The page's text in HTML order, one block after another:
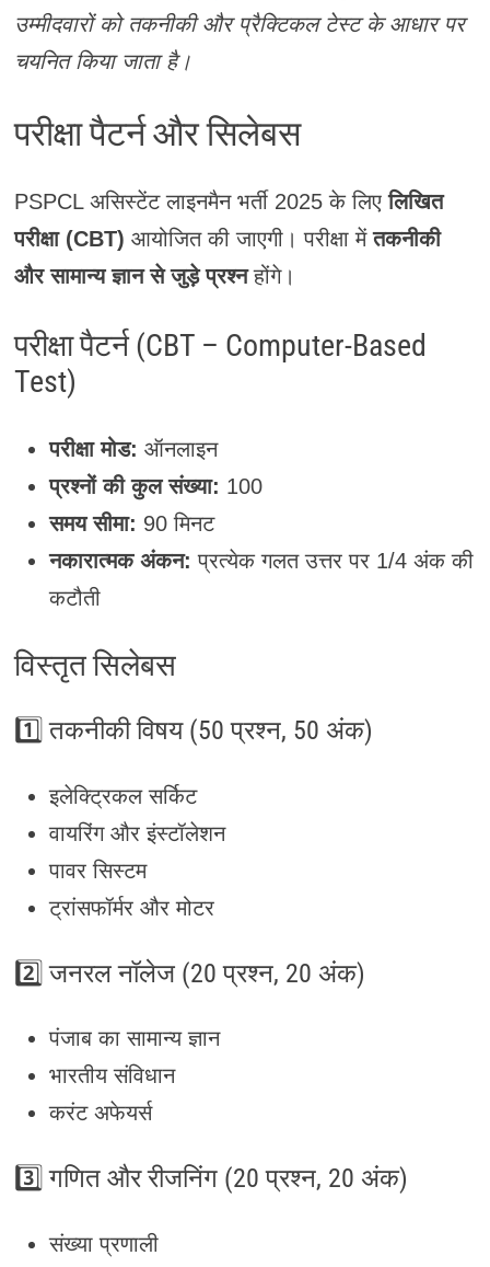
उम्मीदवारों को तकनीकी और प्रैक्टिकल टेस्ट के आधार पर
चयनित किया जाता है।
परीक्षा पैटर्न और सिलेबस
PSPCL असिस्टेंट लाइनमैन भर्ती 2025 के लिएलिखित
परीक्षा (CBT) आयोजित की जाएगी। परीक्षा मेंतकनीकी
और सामान्य ज्ञान से जुड़े प्रश्नहोंगे।
परीक्षा पैटर्न (CBT – Computer-Based
Test)
परीक्षा मोड: ऑनलाइन
प्रश्नों की कुल संख्या: 100
समय सीमा: 90 मिनट
नकारात्मक अंकन: प्रत्येक गलत उत्तर पर 1/4 अंक की
कटौती
विस्तृत सिलेबस
1️⃣ तकनीकी विषय (50 प्रश्न, 50 अंक)
इलेक्ट्रिकल सर्किट
वायरिंग और इंस्टॉलेशन
पावर सिस्टम
ट्रांसफॉर्मर और मोटर
2️⃣ जनरल नॉलेज (20 प्रश्न, 20 अंक)
पंजाब का सामान्य ज्ञान
भारतीय संविधान
करंट अफेयर्स
3️⃣ गणित और रीजनिंग (20 प्रश्न, 20 अंक)
संख्या प्रणाली